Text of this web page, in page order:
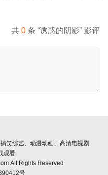
共0 条 “诱惑的阴影” 影评
笑综艺、动漫动画、高清电视剧
观看
All Rights Reserved
号